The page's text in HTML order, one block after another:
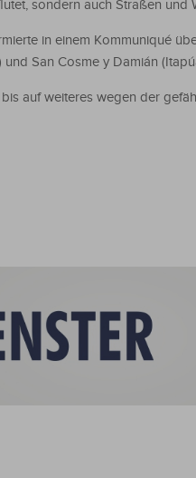
sondern auch Straßen und
in einem Kommuniqué
San Cosme y Damián
auf weiteres wegen der